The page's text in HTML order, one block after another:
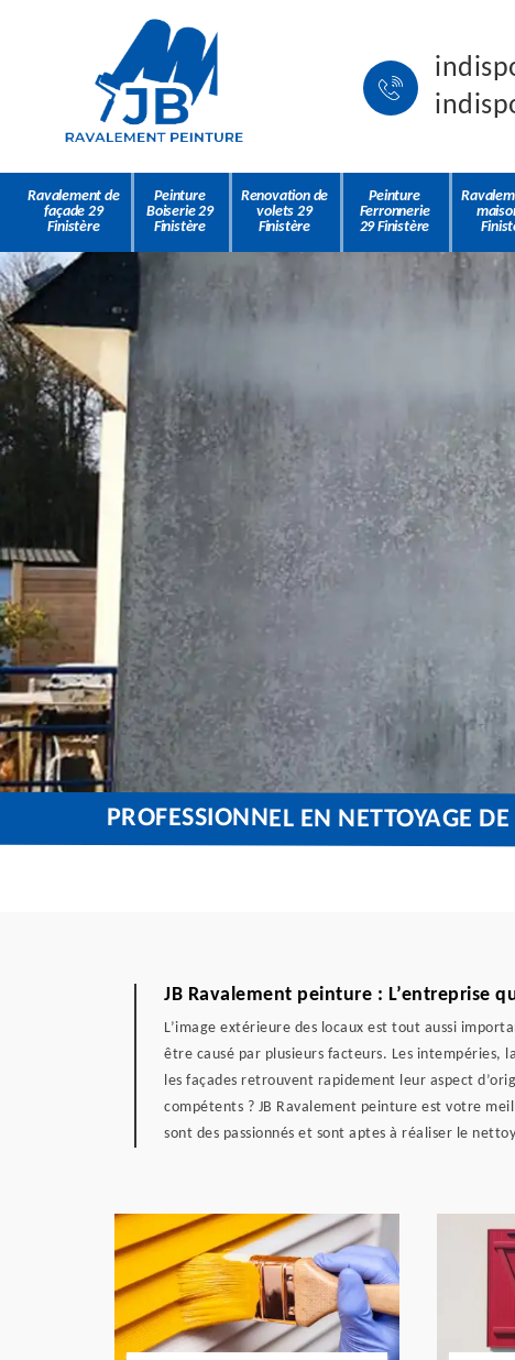
Ravalement de
façade 29
Finistère
Peinture
Boiserie 29
Finistère
Renovation de
volets 29
Finistère
Peinture
Ferronnerie
29 Finistère
PROFESSIONNEL EN NETTOYAGE
JB Ravalement peinture : L’entreprise
L’image extérieure des locaux est tout aussi
être causé par plusieurs facteurs. Les intempéries,
les façades retrouvent rapidement leur aspect
compétents ? JB Ravalement peinture est votre
sont des passionnés et sont aptes à réaliser le